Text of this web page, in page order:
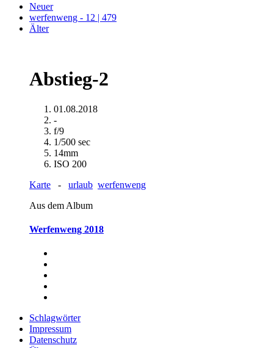
Neuer
werfenweng - 12 | 479
Älter
Abstieg-2
01.08.2018
-
f/9
1/500 sec
14mm
ISO 200
Karte - urlaub werfenweng
Aus dem Album
Werfenweng 2018
Schlagwörter
Impressum
Datenschutz